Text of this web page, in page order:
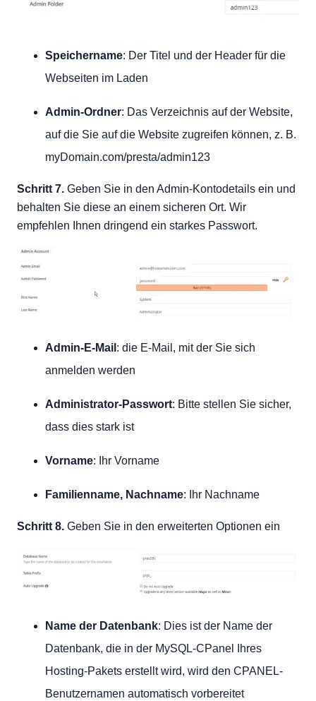
Speichername: Der Titel und der Header für die
Webseiten im Laden
Admin-Ordner: Das Verzeichnis auf der Website,
auf die Sie auf die Website zugreifen können, z. B.
myDomain.com/presta/admin123
Schritt 7. Geben Sie in den Admin-Kontodetails ein und
behalten Sie diese an einem sicheren Ort. Wir
empfehlen Ihnen dringend ein starkes Passwort.
Admin-E-Mail : die E-Mail, mit der Sie sich
anmelden werden
Administrator-Passwort: Bitte stellen Sie sicher,
dass dies stark ist
Vorname: Ihr Vorname
Familienname, Nachname: Ihr Nachname
Schritt 8. Geben Sie in den erweiterten Optionen ein
Name der Datenbank: Dies ist der Name der
Datenbank, die in der MySQL-CPanel Ihres
Hosting-Pakets erstellt wird, wird den CPANEL-
Benutzernamen automatisch vorbereitet